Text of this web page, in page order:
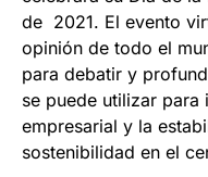
de 2021. El evento
opinión de todo el
para debatir y
se puede utilizar para
empresarial y la
sostenibilidad en el